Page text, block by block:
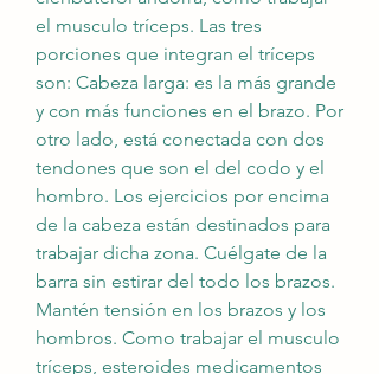
el musculo tríceps. Las tres
porciones que integran el tríceps
son: Cabeza larga: es la más grande
y con más funciones en el brazo. Por
otro lado, está conectada con dos
tendones que son el del codo y el
hombro. Los ejercicios por encima
de la cabeza están destinados para
trabajar dicha zona. Cuélgate de la
barra sin estirar del todo los brazos.
Mantén tensión en los brazos y los
hombros. Como trabajar el musculo
tríceps, esteroides medicamentos